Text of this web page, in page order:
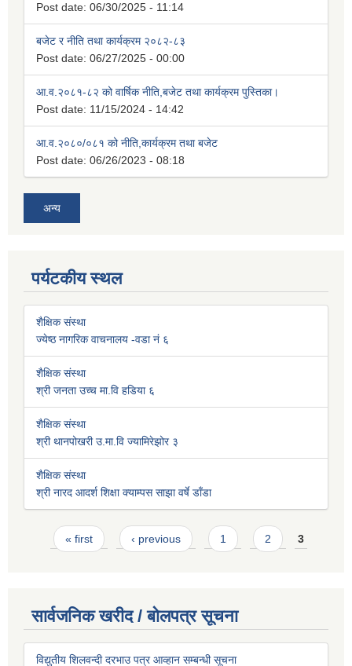
Post date: 06/30/2025 - 11:14
बजेट र नीति तथा कार्यक्रम २०८२-८३
Post date: 06/27/2025 - 00:00
आ.व.२०८१-८२ को वार्षिक नीति,बजेट तथा कार्यक्रम पुस्तिका।
Post date: 11/15/2024 - 14:42
आ.व.२०८०/०८१ को नीति,कार्यक्रम तथा बजेट
Post date: 06/26/2023 - 08:18
अन्य
पर्यटकीय स्थल
शैक्षिक संस्था
ज्येष्ठ नागरिक वाचनालय -वडा नं ६
शैक्षिक संस्था
श्री जनता उच्च मा.वि हडिया ६
शैक्षिक संस्था
श्री थानपोखरी उ.मा.वि ज्यामिरेझोर ३
शैक्षिक संस्था
श्री नारद आदर्श शिक्षा क्याम्पस साझा वर्षे डाँडा
Pages
« first ‹ previous 1 2 3
सार्वजनिक खरीद / बोलपत्र सूचना
विद्युतीय शिलवन्दी दरभाउ पत्र आव्हान सम्बन्धी सूचना